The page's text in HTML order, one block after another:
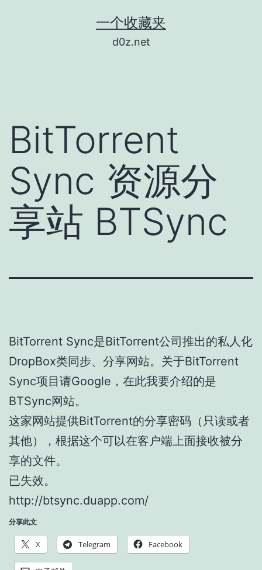
一个收藏夹
d0z.net
BitTorrent
Sync 资源分
享站 BTSync
BitTorrent Sync是BitTorrent公司推出的私人化
DropBox类同步、分享网站。关于BitTorrent
Sync项目请Google，在此我要介绍的是
BTSync网站。
这家网站提供BitTorrent的分享密码（只读或者
其他），根据这个可以在客户端上面接收被分
享的文件。
已失效。
http://btsync.duapp.com/
分享此文
X Telegram Facebook